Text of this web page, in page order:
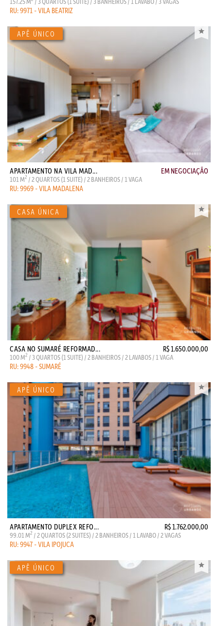
RU: 9971 - VILA BEATRIZ
APARTAMENTO NA VILA MAD... EM NEGOCIAÇÃO
101 M2 / 2 QUARTOS (1 SUITE) / 2 BANHEIROS / 1 VAGA
RU: 9969 - VILA MADALENA
CASA NO SUMARÉ REFORMAD... R$ 1.650.000,00
100 M2 / 3 QUARTOS (1 SUITE) / 2 BANHEIROS / 2 LAVABOS / 1 VAGA
RU: 9948 - SUMARÉ
APARTAMENTO DUPLEX REFO... R$ 1.762.000,00
99.01 M2 / 2 QUARTOS (2 SUITES) / 2 BANHEIROS / 1 LAVABO / 2 VAGAS
RU: 9947 - VILA IPOJUCA